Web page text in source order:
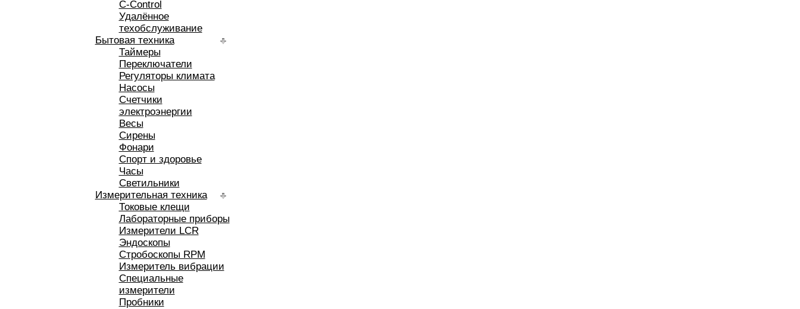
C-Control
Удалённое
техобслуживание
Бытовая техника
Таймеры
Переключатели
Регуляторы климата
Насосы
Счетчики
электроэнергии
Весы
Сирены
Фонари
Спорт и здоровье
Часы
Светильники
Измерительная техника
Токовые клещи
Лабораторные приборы
Измерители LCR
Эндоскопы
Стробоскопы RPM
Измеритель вибрации
Специальные
измерители
Пробники